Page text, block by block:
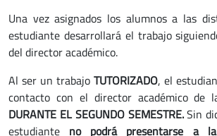
Una vez asignados los alumnos a las
estudiante desarrollará el trabajo
del director académico.
Al ser un trabajo TUTORIZADO, el
contacto con el director académico de
DURANTE EL SEGUNDO SEMESTRE.Sin
estudiante no podrá presentarse a